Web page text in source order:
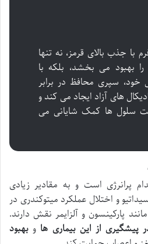
با جذب بالای قرمز، نه تنها
بهبود می بخشد، بلکه با
خود، سپری محافظ در برابر
های آزاد ایجاد می کند و
سلول ها کمک شایانی می
پرانرژی است و به مقادیر زیادی
و اختلال عملکرد میتوکندری در
مانند پارکینسون و آلزایمر نقش دارند.
از این بیماری ها و بهبود